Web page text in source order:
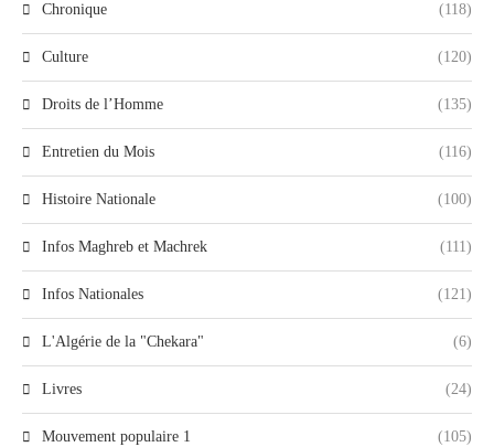
Chronique (118)
Culture (120)
Droits de l’Homme (135)
Entretien du Mois (116)
Histoire Nationale (100)
Infos Maghreb et Machrek (111)
Infos Nationales (121)
L'Algérie de la "Chekara" (6)
Livres (24)
Mouvement populaire 1 (105)